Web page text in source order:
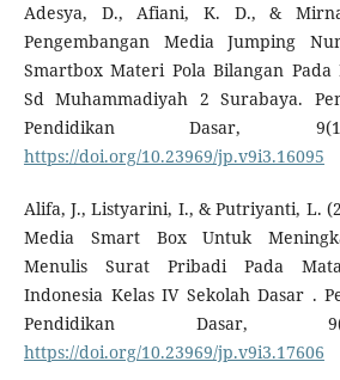
Adesya, D., Afiani, K. D., &
Pengembangan Media Jumping
Smartbox Materi Pola Bilangan
Sd Muhammadiyah 2 Surabaya.
Pendidikan Dasar,
https://doi.org/10.23969/jp.v9i3.16095
Alifa, J., Listyarini, I., & Putriyanti, L.
Media Smart Box Untuk
Menulis Surat Pribadi Pada
Indonesia Kelas IV Sekolah Dasar .
Pendidikan Dasar,
https://doi.org/10.23969/jp.v9i3.17606